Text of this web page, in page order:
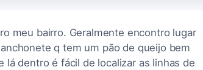
meu bairro. Geralmente encontro lugar
q tem um pão de queijo bem
dentro é fácil de localizar as linhas de